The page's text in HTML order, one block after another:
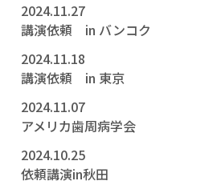
2024.11.27
講演依頼 in バンコク
2024.11.18
講演依頼 in 東京
2024.11.07
アメリカ歯周病学会
2024.10.25
依頼講演in秋田